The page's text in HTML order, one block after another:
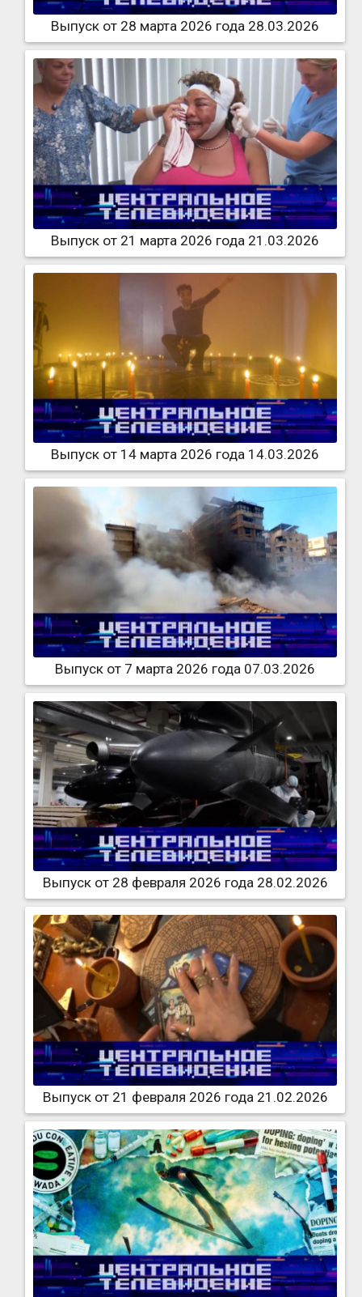
Выпуск от 28 марта 2026 года 28.03.2026
Выпуск от 21 марта 2026 года 21.03.2026
Выпуск от 14 марта 2026 года 14.03.2026
Выпуск от 7 марта 2026 года 07.03.2026
Выпуск от 28 февраля 2026 года 28.02.2026
Выпуск от 21 февраля 2026 года 21.02.2026